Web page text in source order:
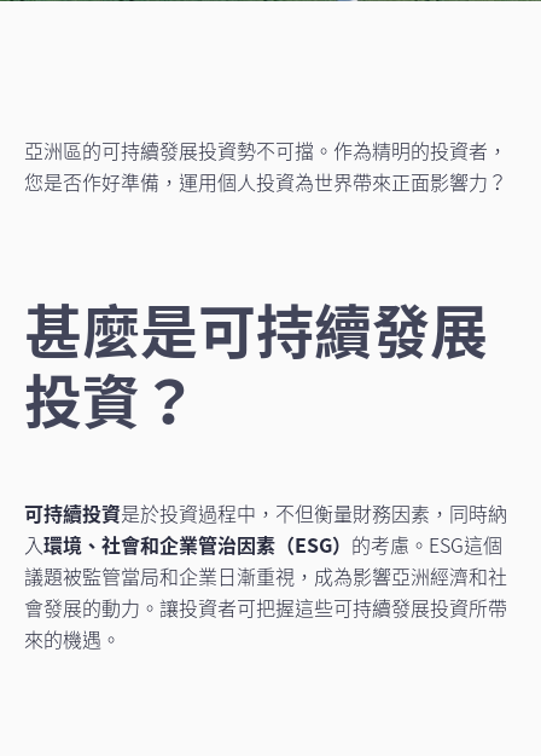
亞洲區的可持續發展投資勢不可擋。作為精明的投資者，
您是否作好準備，運用個人投資為世界帶來正面影響力？
甚麼是可持續發展
投資？
可持續投資是於投資過程中，不但衡量財務因素，同時納
入環境、社會和企業管治因素（ESG） 的考慮。ESG這個
議題被監管當局和企業日漸重視，成為影響亞洲經濟和社
會發展的動力。讓投資者可把握這些可持續發展投資所帶
來的機遇。